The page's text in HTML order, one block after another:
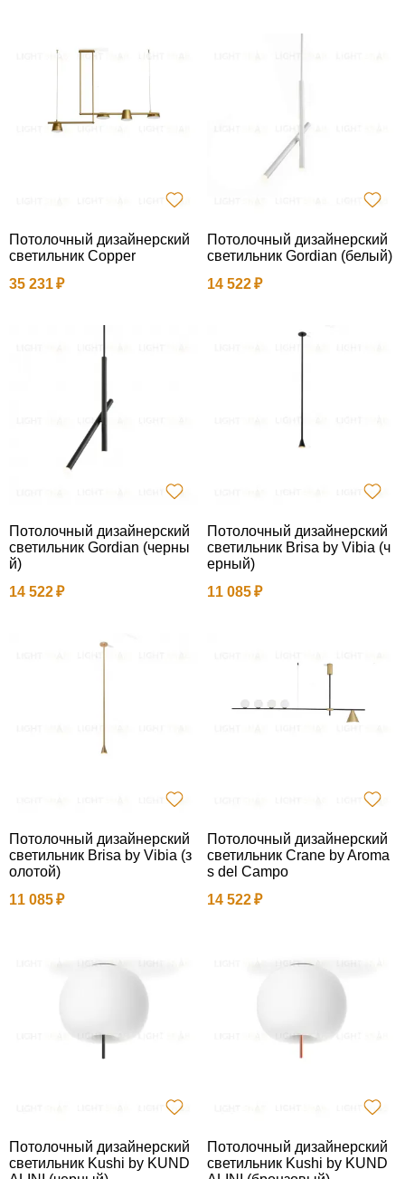
Потолочный дизайнерский
светильник Copper
35 231
Потолочный дизайнерский
светильник Gordian (белый)
14 522
Потолочный дизайнерский
светильник Gordian (черны
й)
14 522
Потолочный дизайнерский
светильник Brisa by Vibia (ч
ерный)
11 085
Потолочный дизайнерский
светильник Brisa by Vibia (з
олотой)
11 085
Потолочный дизайнерский
светильник Crane by Aroma
s del Campo
14 522
Потолочный дизайнерский
светильник Kushi by KUND
Потолочный дизайнерский
светильник Kushi by KUND